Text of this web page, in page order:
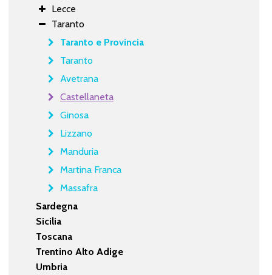
Lecce
Taranto
Taranto e Provincia
Taranto
Avetrana
Castellaneta
Ginosa
Lizzano
Manduria
Martina Franca
Massafra
Sardegna
Sicilia
Toscana
Trentino Alto Adige
Umbria